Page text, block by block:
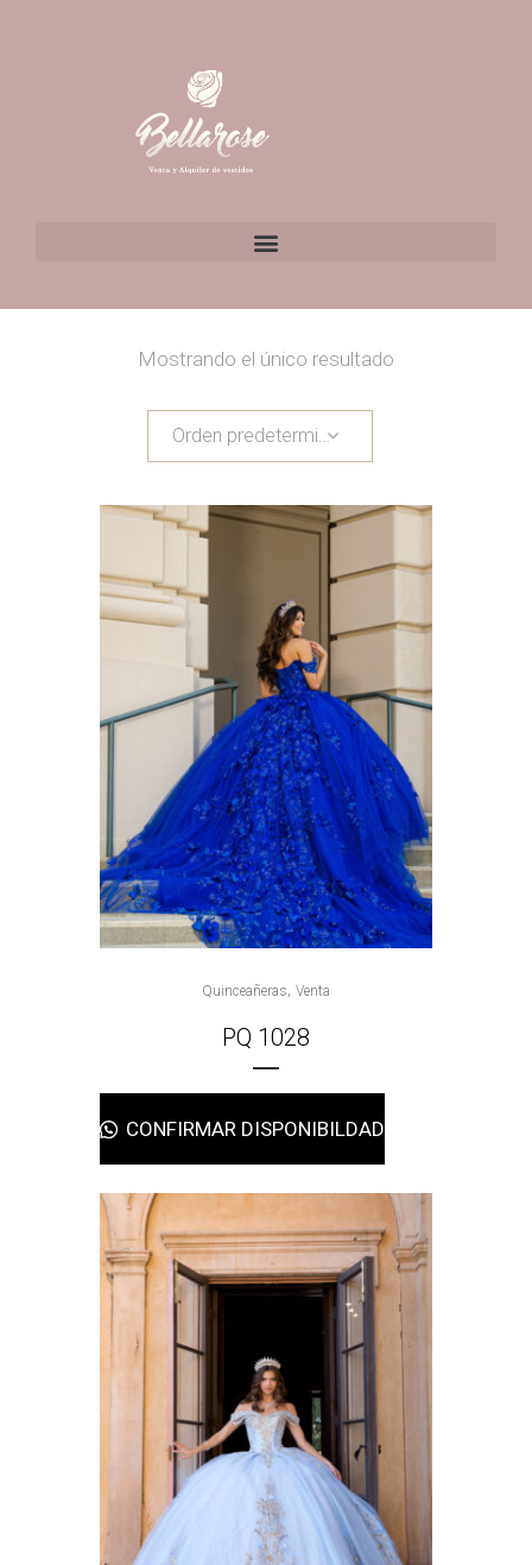
Mostrando el único resultado
Orden predeterminado
Quinceañeras, Venta
PQ 1028
CONFIRMAR DISPONIBILDAD